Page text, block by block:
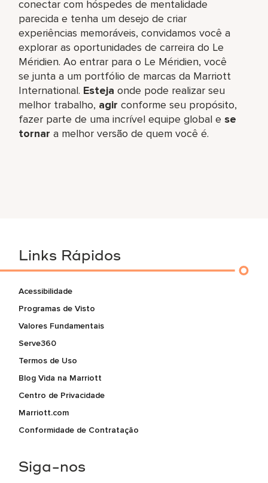
conectar com hóspedes de mentalidade
parecida e tenha um desejo de criar
experiências memoráveis, convidamos você a
explorar as oportunidades de carreira do Le
Méridien. Ao entrar para o Le Méridien, você
se junta a um portfólio de marcas da Marriott
International. Esteja onde pode realizar seu
melhor trabalho,​ agir conforme seu propósito,
fazer parte de uma incrível equipe global​ e se
tornar a melhor versão de quem você é.
Links Rápidos
Acessibilidade
Programas de Visto
Valores Fundamentais
Serve360
Termos de Uso
Blog Vida na Marriott
Centro de Privacidade
Marriott.com
Conformidade de Contratação
Siga-nos